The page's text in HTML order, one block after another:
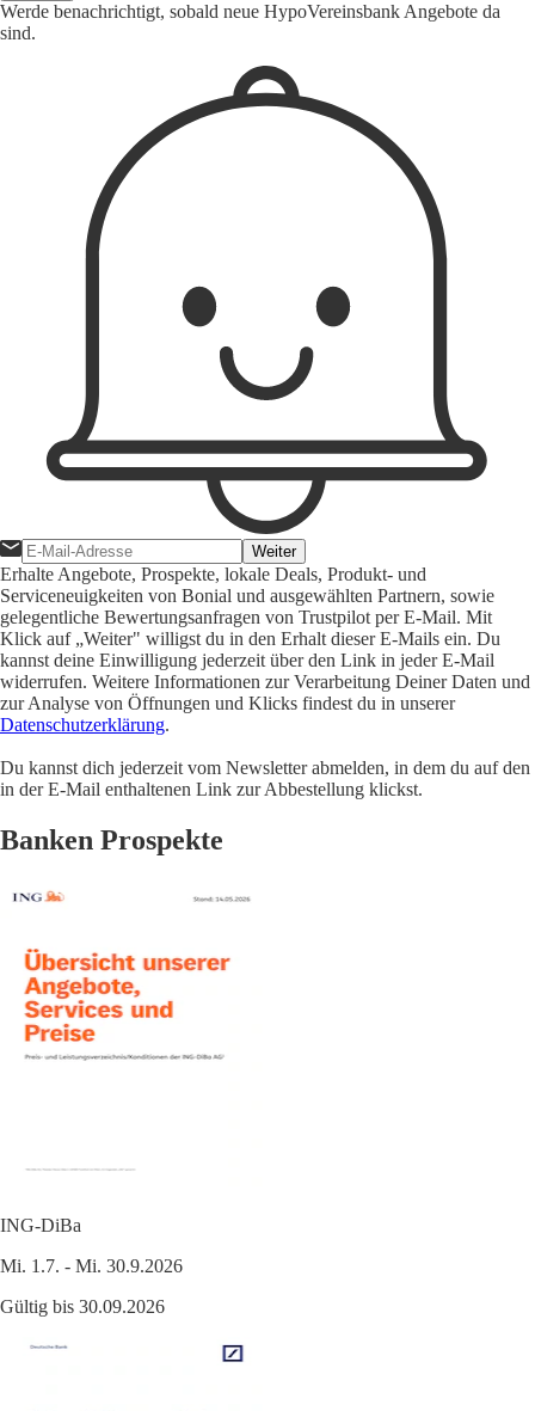
Werde benachrichtigt, sobald neue HypoVereinsbank Angebote da
sind.
Weiter
Erhalte Angebote, Prospekte, lokale Deals, Produkt- und
Serviceneuigkeiten von Bonial und ausgewählten Partnern, sowie
gelegentliche Bewertungsanfragen von Trustpilot per E-Mail. Mit
Klick auf „Weiter" willigst du in den Erhalt dieser E-Mails ein. Du
kannst deine Einwilligung jederzeit über den Link in jeder E-Mail
widerrufen. Weitere Informationen zur Verarbeitung Deiner Daten und
zur Analyse von Öffnungen und Klicks findest du in unserer
Datenschutzerklärung.
Du kannst dich jederzeit vom Newsletter abmelden, in dem du auf den
in der E-Mail enthaltenen Link zur Abbestellung klickst.
Banken Prospekte
ING-DiBa
Mi. 1.7. - Mi. 30.9.2026
Gültig bis 30.09.2026